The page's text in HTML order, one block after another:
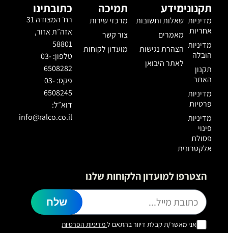
תקנונים
מדיניות
אחריות
מדיניות
הובלה
תקנון
האתר
מדיניות
פרטיות
מדיניות
פינוי
פסולת
אלקטרונית
מידע
שאלות ותשובות
מאמרים
הצהרת נגישות
לאתר היבואן
תמיכה
מרכזי שירות
צור קשר
מועדון לקוחות
כתובתינו
רח׳ המצודה 31
אזה״ת אזור,
58801
טלפון: 03-
6508282
פקס: 03-
6508245
דוא״ל:
info@ralco.co.il
הצטרפו למועדון הלקוחות שלנו
אני מאשר/ת קבלת דיוור בהתאם למדיניות הפרטיות
שלח